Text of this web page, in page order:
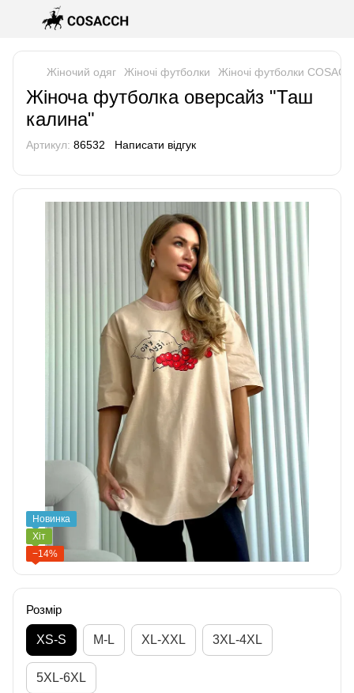
Жіночий одяг Жіночі футболки Жіночі футболки
Жіноча футболка оверсайз "Таш
калина"
Артикул: 86532 Написати відгук
Новинка
Хіт
−14%
Розмір
XS-S M-L XL-XXL 3XL-4XL
5XL-6XL